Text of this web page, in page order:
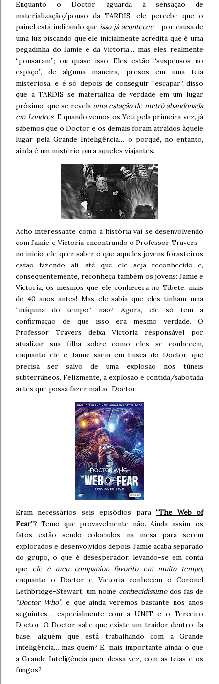
Enquanto o Doctor aguarda a sensação de
materialização/pouso da TARDIS, ele percebe que o
painel está indicando queisso já aconteceu– por causa de
uma luz piscando que ele inicialmente acredita que é uma
pegadinha do Jamie e da Victoria… mas eles realmente
“pousaram”; ou quase isso. Eles estão “suspensos no
espaço”, de alguma maneira, presos em uma teia
misteriosa, e é só depois de conseguir “escapar” disso
que a TARDIS se materializa de verdade em um lugar
próximo, que se revela uma estação de metrô abandonada
em Londres. E quando vemos os Yeti pela primeira vez, já
sabemos que o Doctor e os demais foram atraídos àquele
lugar pela Grande Inteligência… o porquê, no entanto,
ainda é um mistério para aqueles viajantes.
Acho interessante como a história vai se desenvolvendo
com Jamie e Victoria encontrando o Professor Travers –
no início, ele quer saber o que aqueles jovens forasteiros
estão fazendo ali, até que ele seja reconhecido e,
consequentemente, reconheça também os jovens: Jamie e
Victoria, os mesmos que ele conhecera no Tibete, mais
de 40 anos antes! Mas ele sabia que eles tinham uma
“máquina do tempo”, não? Agora, ele só tem a
confirmação de que isso era mesmo verdade. O
Professor Travers deixa Victoria responsável por
atualizar sua filha sobre como eles se conhecem,
enquanto ele e Jamie saem em busca do Doctor, que
precisa ser salvo de uma explosão nos túneis
subterrâneos. Felizmente, a explosão é contida/sabotada
antes que possa fazer mal ao Doctor.
Eram necessários seis episódios para“The Web of
Fear”? Temo que provavelmente não. Ainda assim, os
fatos estão sendo colocados na mesa para serem
explorados e desenvolvidos depois. Jamie acaba separado
do grupo, o que é desesperador, levando-se em conta
que ele é meu companion favorito em muito tempo,
enquanto o Doctor e Victoria conhecem o Coronel
Lethbridge-Stewart, um nome conhecidíssimodos fãs de
“Doctor Who”, e que ainda veremos bastante nos anos
seguintes… especialmente com a UNIT e o Terceiro
Doctor. O Doctor sabe que existe um traidor dentro da
base, alguém que está trabalhando com a Grande
Inteligência… mas quem? E, mais importante ainda: o que
a Grande Inteligência quer dessa vez, com as teias e os
fungos?